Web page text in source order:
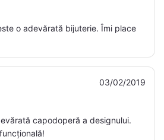
o adevărată bijuterie. Îmi place
03/02/2019
capodoperă a designului.